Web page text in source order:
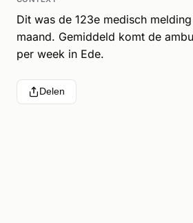
Dit was de 123e medisch
maand. Gemiddeld komt de
per week in Ede.
Delen